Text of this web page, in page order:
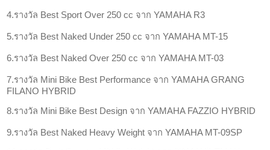
4.รางวัล Best Sport Over 250 cc จาก YAMAHA R3
5.รางวัล Best Naked Under 250 cc จาก YAMAHA MT-15
6.รางวัล Best Naked Over 250 cc จาก YAMAHA MT-03
7.รางวัล Mini Bike Best Performance จาก YAMAHA GRANG
FILANO HYBRID
8.รางวัล Mini Bike Best Design จาก YAMAHA FAZZIO HYBRID
9.รางวัล Best Naked Heavy Weight จาก YAMAHA MT-09SP